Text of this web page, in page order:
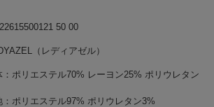
50 00
（レディアゼル）
：ポリエステル70% レーヨン25% ポリウレタン
：ポリエステル97% ポリウレタン3%